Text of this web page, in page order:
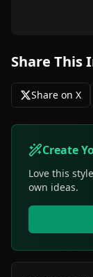
Share This
Share on X
Create
Love this
own ideas.